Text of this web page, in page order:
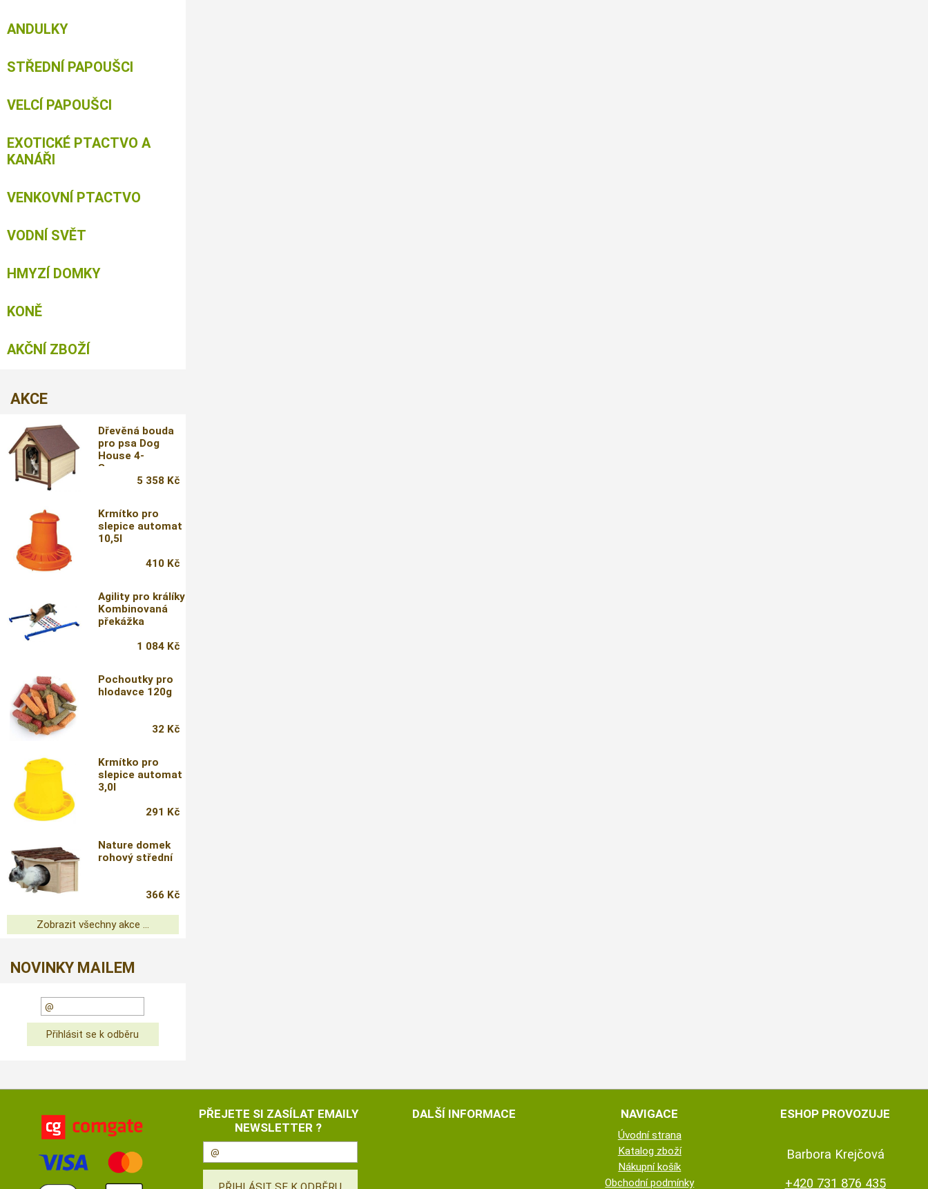
ANDULKY
STŘEDNÍ PAPOUŠCI
VELCÍ PAPOUŠCI
EXOTICKÉ PTACTVO A
KANÁŘI
VENKOVNÍ PTACTVO
VODNÍ SVĚT
HMYZÍ DOMKY
KONĚ
AKČNÍ ZBOŽÍ
AKCE
Dřevěná bouda
pro psa Dog
House 4-
Seasons
5 358 Kč
Krmítko pro
slepice automat
10,5l
410 Kč
Agility pro králíky
Kombinovaná
překážka
1 084 Kč
Pochoutky pro
hlodavce 120g
32 Kč
Krmítko pro
slepice automat
3,0l
291 Kč
Nature domek
rohový střední
366 Kč
Zobrazit všechny akce ...
NOVINKY MAILEM
PŘEJETE SI ZASÍLAT EMAILY
NEWSLETTER ?
DALŠÍ INFORMACE NAVIGACE
Úvodní strana
Katalog zboží
Nákupní košík
Obchodní podmínky
ESHOP PROVOZUJE
Barbora Krejčová
+420 731 876 435